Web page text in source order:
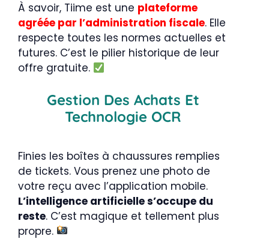
À savoir, Tiime est une plateforme
agréée par l’administration fiscale. Elle
respecte toutes les normes actuelles et
futures. C’est le pilier historique de leur
offre gratuite.
Gestion Des Achats Et
Technologie OCR
Finies les boîtes à chaussures remplies
de tickets. Vous prenez une photo de
votre reçu avec l’application mobile.
L’intelligence artificielle s’occupe du
reste. C’est magique et tellement plus
propre.